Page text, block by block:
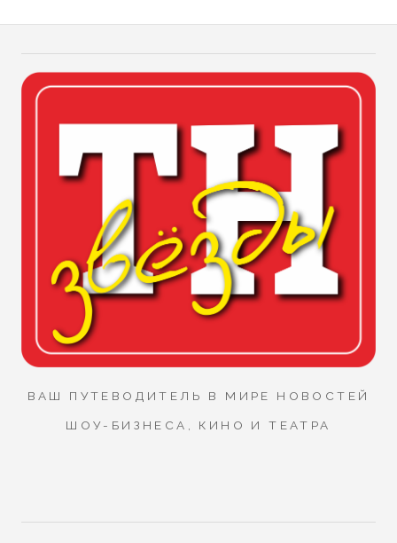
ВАШ ПУТЕВОДИТЕЛЬ В МИРЕ НОВОСТЕЙ
ШОУ-БИЗНЕСА, КИНО И ТЕАТРА